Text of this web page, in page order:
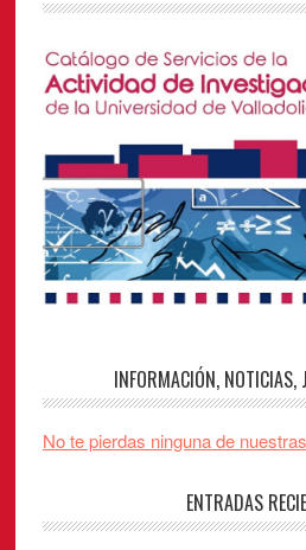
INFORMACIÓN, NOTICIAS,
No te pierdas ninguna de
ENTRADAS